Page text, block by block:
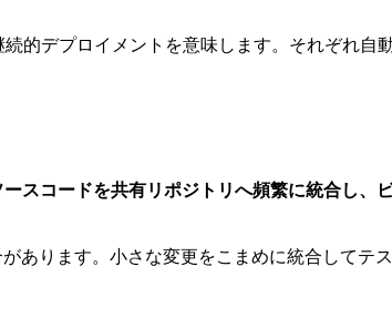
的デプロイメントを意味します。それぞれ自
スコードを共有リポジトリへ頻繁に統合し、
ります。小さな変更をこまめに統合してテ